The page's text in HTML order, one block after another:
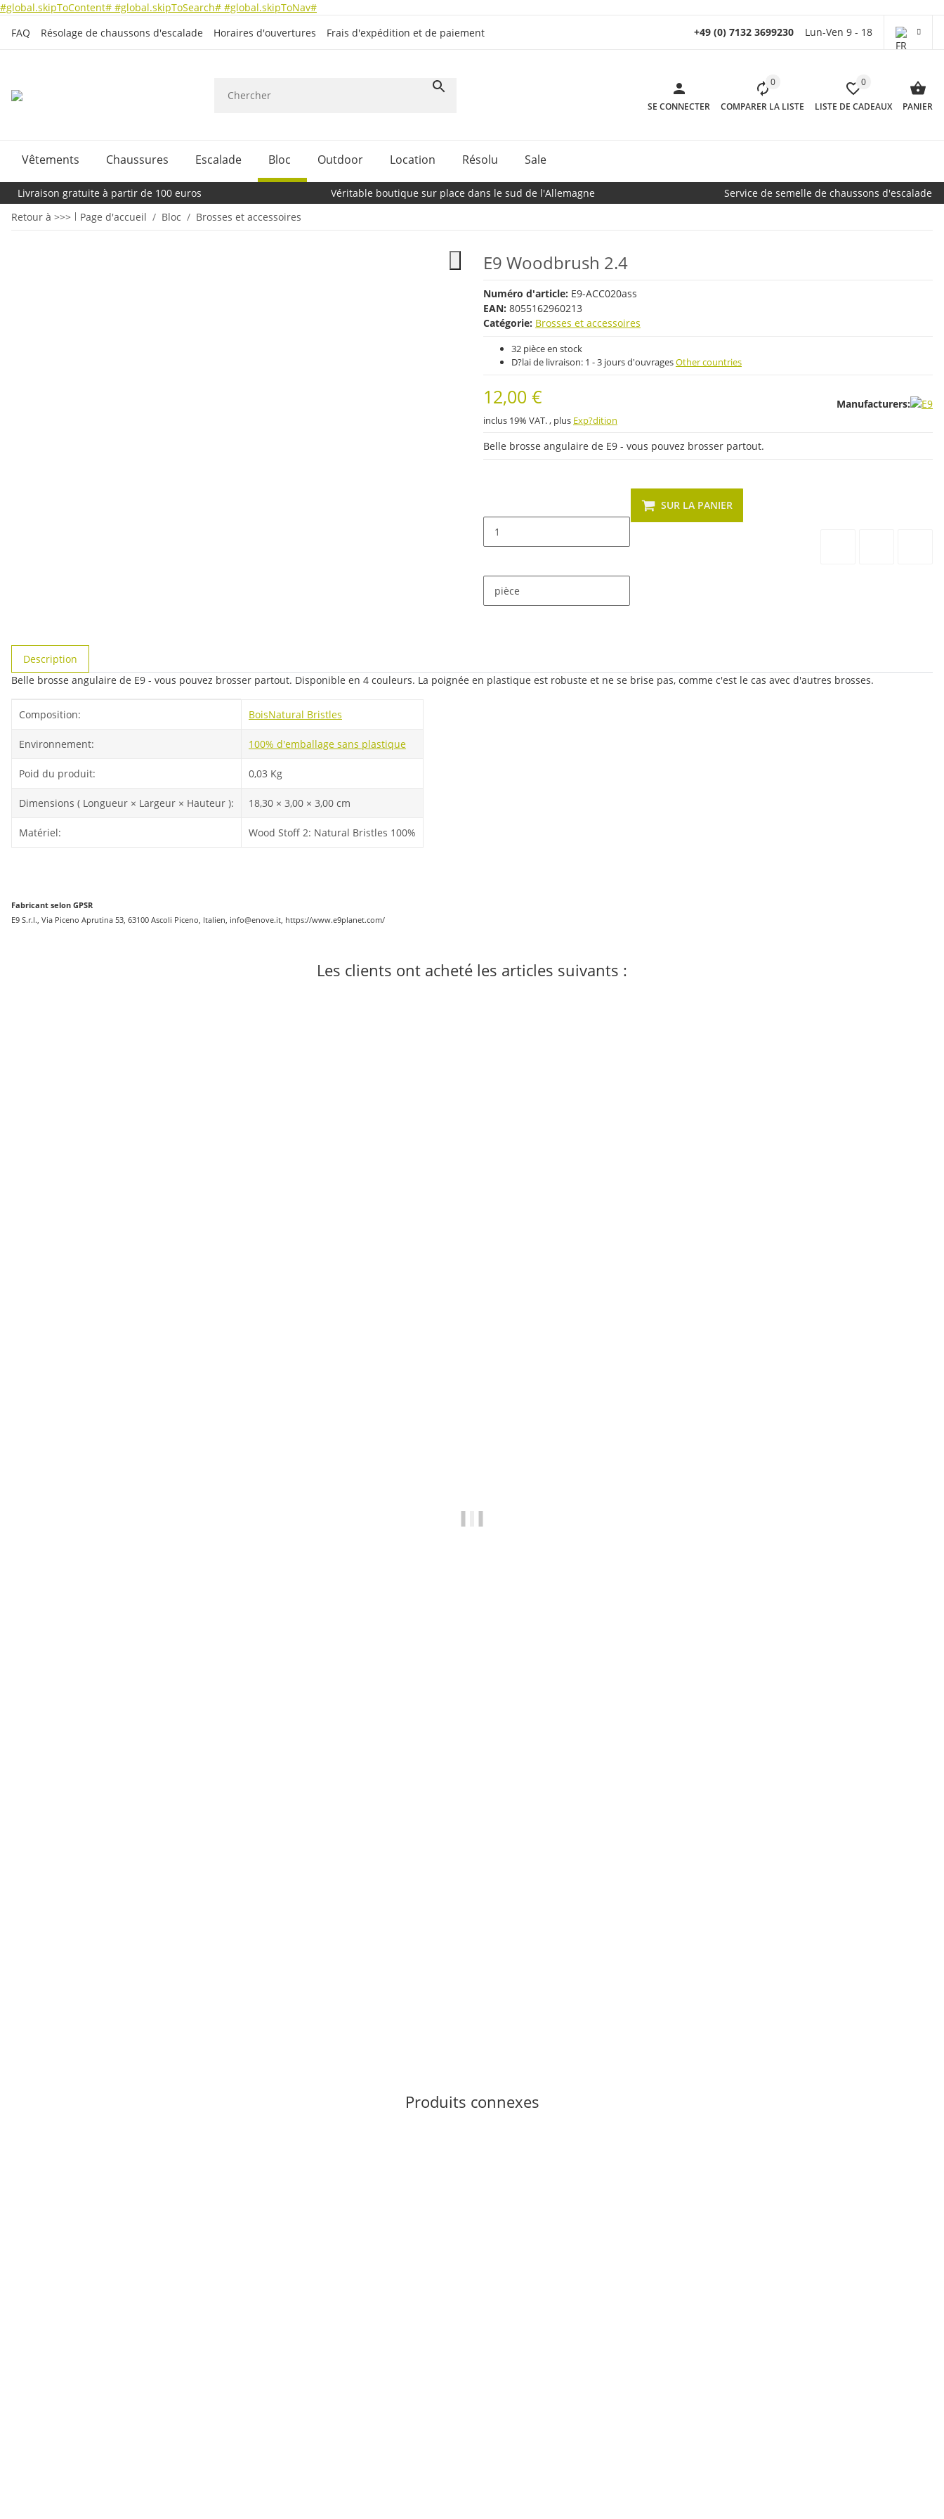
#global.skipToContent# #global.skipToSearch# #global.skipToNav#
FAQ
Résolage de chaussons d'escalade Horaires d'ouvertures Frais d'expédition et de paiement +49 (0) 7132 3699230 Lun-Ven 9 - 18
SE CONNECTER
0
COMPARER LA LISTE
0
LISTE DE CADEAUX PANIER
Vêtements Chaussures Escalade Bloc Outdoor Location Résolu Sale
Livraison gratuite à partir de 100 euros Véritable boutique sur place dans le sud de l'Allemagne
Service de semelle de chaussons d'escalade
Retour à >>>
Page d'accueil Bloc Brosses et accessoires
E9 Woodbrush 2.4
Numéro d'article: E9-ACC020ass
EAN: 8055162960213
Catégorie: Brosses et accessoires
32 pièce en stock
D?lai de livraison: 1 - 3 jours d'ouvragesOther countries
12,00 €
inclus 19% VAT. , plus Exp?dition
Manufacturers:
Belle brosse angulaire de E9 - vous pouvez brosser partout.
pièce
SUR LA PANIER
Description
Belle brosse angulaire de E9 - vous pouvez brosser partout. Disponible en 4 couleurs. La poignée en plastique est robuste et ne se brise pas, comme c'est le cas avec d'autres brosses.
Composition: BoisNatural Bristles
Environnement: 100% d'emballage sans plastique
Poid du produit: 0,03 Kg
Dimensions ( Longueur × Largeur × Hauteur ): 18,30 × 3,00 × 3,00 cm
Matériel: Wood Stoff 2: Natural Bristles 100%
Fabricant selon GPSR
E9 S.r.l., Via Piceno Aprutina 53, 63100 Ascoli Piceno, Italien, info@enove.it, https://www.e9planet.com/
Les clients ont acheté les articles suivants :
Produits connexes